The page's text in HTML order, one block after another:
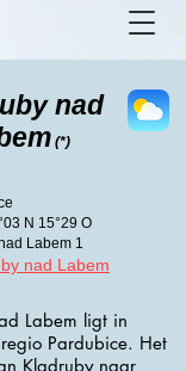
nad
(*)
N 15°29 O
Labem 1
nad Labem
Labem ligt in
Pardubice. Het
Kladruby naar